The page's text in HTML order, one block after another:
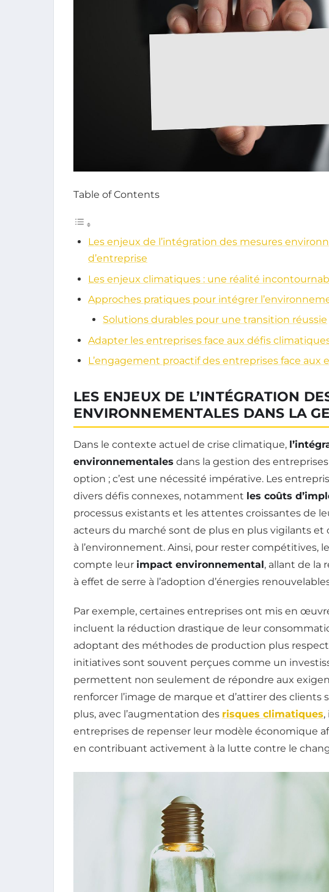
Table of Contents
Les enjeux de l’intégration des mesures
d’entreprise
Les enjeux climatiques : une réalité
Approches pratiques pour intégrer
Solutions durables pour une transition réussie
Adapter les entreprises face aux défis
L’engagement proactif des entreprises face aux
LES ENJEUX DE L’INTÉGRATION
ENVIRONNEMENTALES DANS LA
Dans le contexte actuel de crise climatique,
environnementales dans la gestion des
option ; c’est une nécessité impérative. Les
divers défis connexes, notamment les coûts
processus existants et les attentes croissantes de
acteurs du marché sont de plus en plus vigilants
à l’environnement. Ainsi, pour rester compétitives,
compte leur impact environnemental, allant de la
à effet de serre à l’adoption d’énergies
Par exemple, certaines entreprises ont mis en
incluent la réduction drastique de leur
adoptant des méthodes de production plus
initiatives sont souvent perçues comme un
permettent non seulement de répondre aux
renforcer l’image de marque et d’attirer des clients
plus, avec l’augmentation des risques climatiques,
entreprises de repenser leur modèle économique
en contribuant activement à la lutte contre le